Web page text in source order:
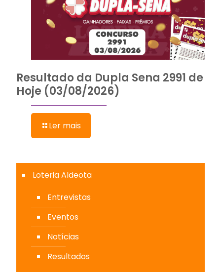
Resultado da Dupla Sena 2991 de
Hoje (03/08/2026)
Ler mais
Loteria Aldeota
Entrevistas
Eventos
Notícias
Resultados